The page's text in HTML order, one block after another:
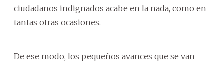
ciudadanos indignados acabe en la nada, como en
tantas otras ocasiones.
De ese modo, los pequeños avances que se van